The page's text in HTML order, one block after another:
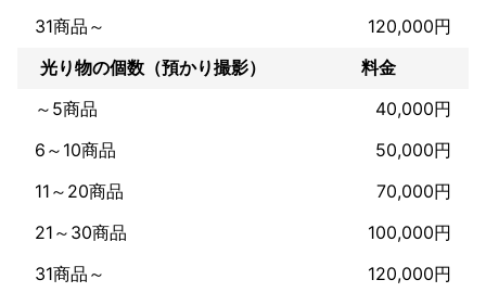
31商品～
120,000円
光り物の個数（預かり撮影）
料金
～5商品
40,000円
6～10商品
50,000円
11～20商品
70,000円
21～30商品
100,000円
31商品～
120,000円